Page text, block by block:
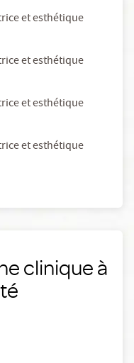
et esthétique
et esthétique
et esthétique
et esthétique
clinique à